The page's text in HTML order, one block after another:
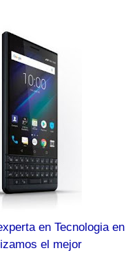
en Tecnologia en
el mejor